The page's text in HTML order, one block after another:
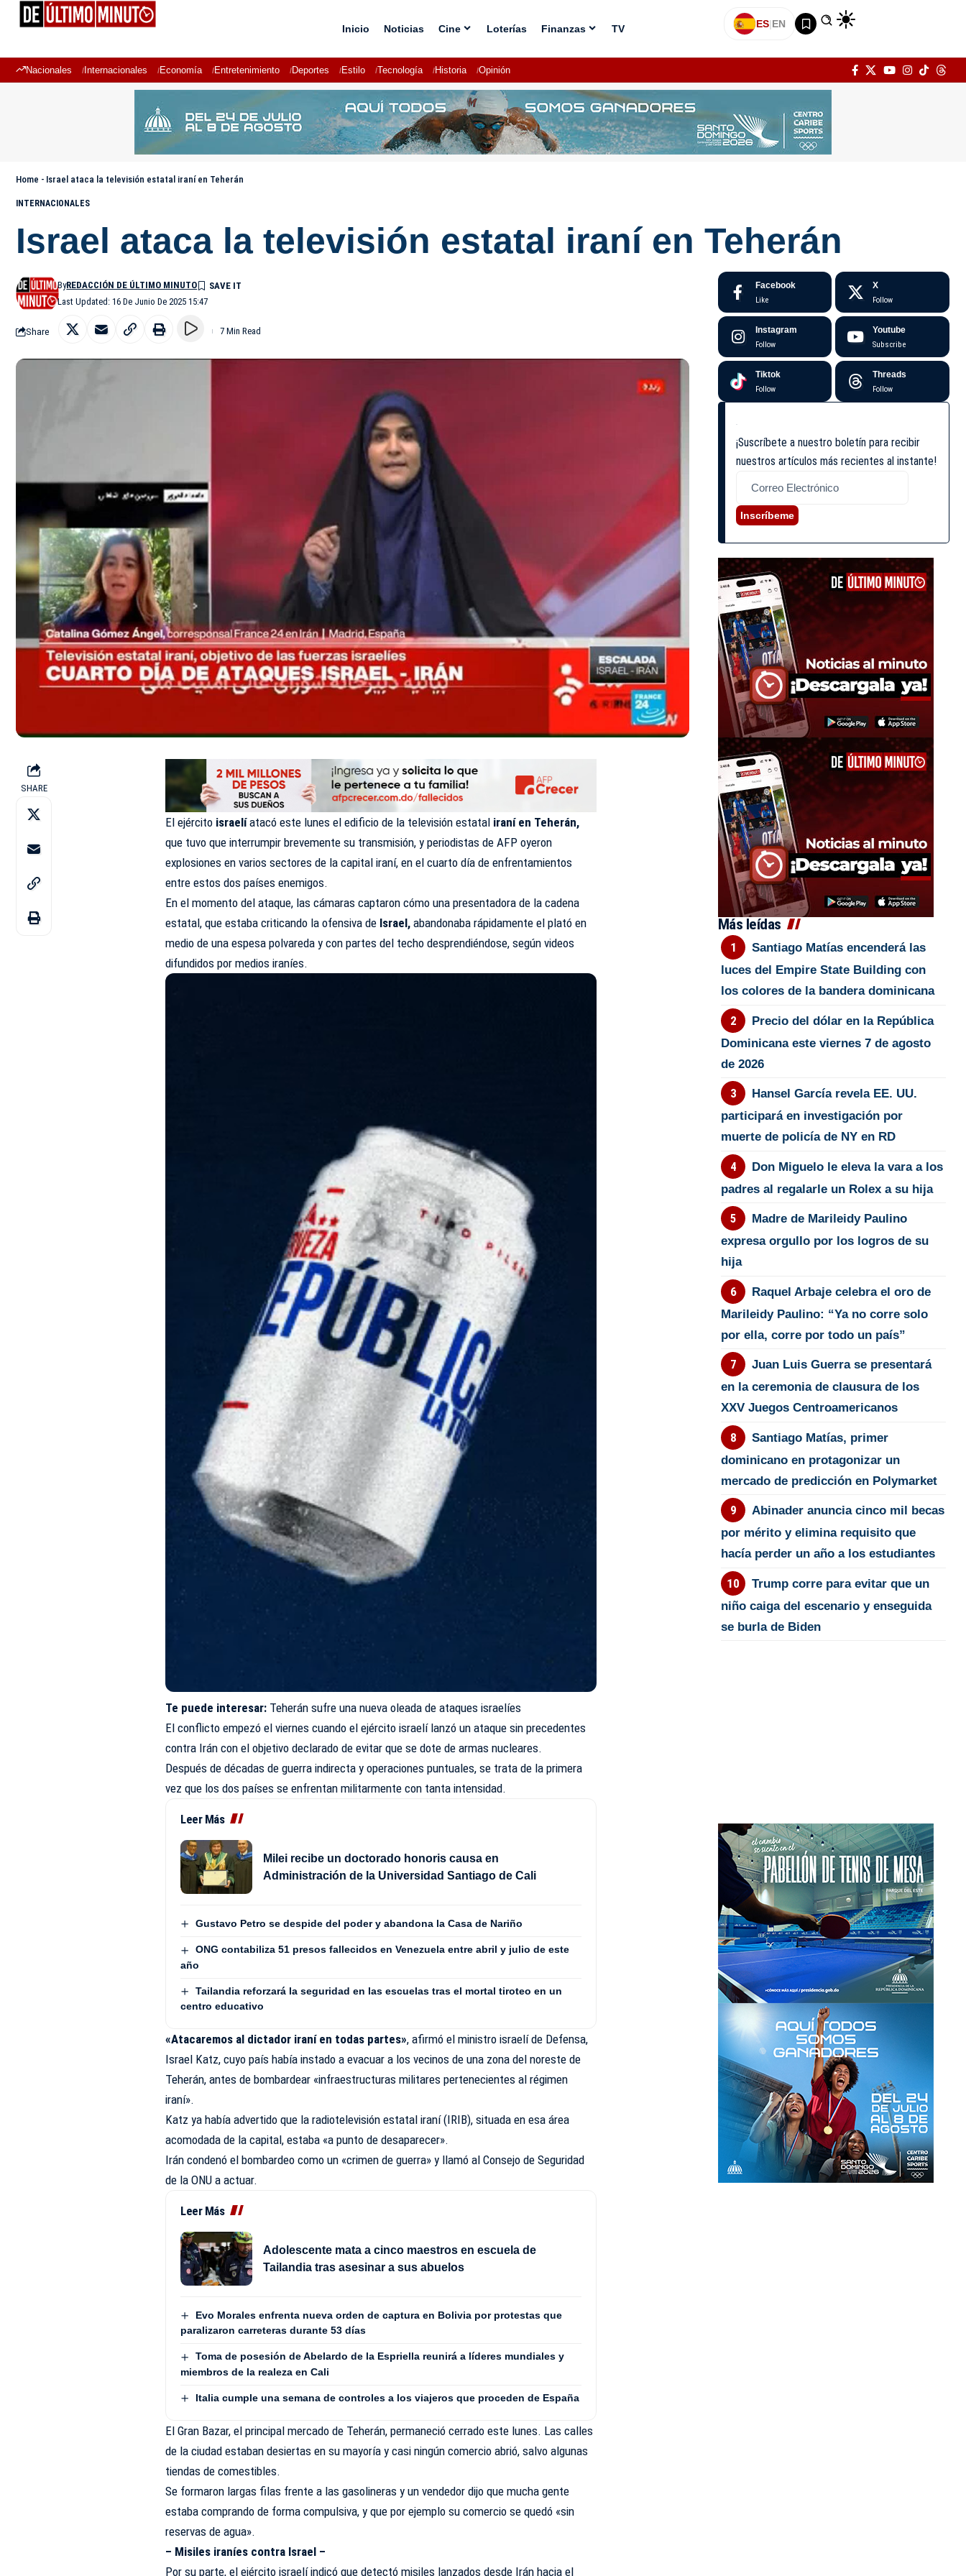
Inicio Noticias Cine Loterías Finanzas TV ES|EN
Nacionales Internacionales Economía Entretenimiento Deportes Estilo Tecnología Historia Opinión
Home - Israel ataca la televisión estatal iraní en Teherán
INTERNACIONALES
Israel ataca la televisión estatal iraní en Teherán
Last Updated: 16 De Junio De 2025 15:47
ByREDACCIÓN DE ÚLTIMO MINUTO
Share 7 Min Read
SHARE
El ejército israelíatacó este lunes el edificio de la televisión estatal iraní en Teherán,
que tuvo que interrumpir brevemente su transmisión, y periodistas de AFP oyeron
explosiones en varios sectores de la capital iraní, en el cuarto día de enfrentamientos
entre estos dos países enemigos.
En el momento del ataque, las cámaras captaron cómo una presentadora de la cadena
estatal, que estaba criticando la ofensiva de Israel,abandonaba rápidamente el plató en
medio de una espesa polvareda y con partes del techo desprendiéndose, según videos
difundidos por medios iraníes.
Te puede interesar: Teherán sufre una nueva oleada de ataques israelíes
El conflicto empezó el viernes cuando el ejército israelí lanzó un ataque sin precedentes
contra Irán con el objetivo declarado de evitar que se dote de armas nucleares.
Después de décadas de guerra indirecta y operaciones puntuales, se trata de la primera
vez que los dos países se enfrentan militarmente con tanta intensidad.
Leer Más
Milei recibe un doctorado honoris causa en
Administración de la Universidad Santiago de Cali
Gustavo Petro se despide del poder y abandona la Casa de Nariño
ONG contabiliza 51 presos fallecidos en Venezuela entre abril y julio de este
año
Tailandia reforzará la seguridad en las escuelas tras el mortal tiroteo en un
centro educativo
«Atacaremos al dictador iraní en todas partes», afirmó el ministro israelí de Defensa,
Israel Katz, cuyo país había instado a evacuar a los vecinos de una zona del noreste de
Teherán, antes de bombardear «infraestructuras militares pertenecientes al régimen
iraní».
Katz ya había advertido que la radiotelevisión estatal iraní (IRIB), situada en esa área
acomodada de la capital, estaba «a punto de desaparecer».
Irán condenó el bombardeo como un «crimen de guerra» y llamó al Consejo de Seguridad
de la ONU a actuar.
Leer Más
Adolescente mata a cinco maestros en escuela de
Tailandia tras asesinar a sus abuelos
Evo Morales enfrenta nueva orden de captura en Bolivia por protestas que
paralizaron carreteras durante 53 días
Toma de posesión de Abelardo de la Espriella reunirá a líderes mundiales y
miembros de la realeza en Cali
Italia cumple una semana de controles a los viajeros que proceden de España
El Gran Bazar, el principal mercado de Teherán, permaneció cerrado este lunes. Las calles
de la ciudad estaban desiertas en su mayoría y casi ningún comercio abrió, salvo algunas
tiendas de comestibles.
Se formaron largas filas frente a las gasolineras y un vendedor dijo que mucha gente
estaba comprando de forma compulsiva, y que por ejemplo su comercio se quedó «sin
reservas de agua».
– Misiles iraníes contra Israel –
Por su parte, el ejército israelí indicó que detectó misiles lanzados desde Irán hacia el
Facebook
Like
X
Follow
Instagram
Follow
Youtube
Subscribe
Tiktok
Follow
Threads
Follow
¡Suscríbete a nuestro boletín para recibir
nuestros artículos más recientes al instante!
Inscríbeme
Más leídas
Santiago Matías encenderá las
luces del Empire State Building con
los colores de la bandera dominicana
Precio del dólar en la República
Dominicana este viernes 7 de agosto
de 2026
Hansel García revela EE. UU.
participará en investigación por
muerte de policía de NY en RD
Don Miguelo le eleva la vara a los
padres al regalarle un Rolex a su hija
Madre de Marileidy Paulino
expresa orgullo por los logros de su
hija
Raquel Arbaje celebra el oro de
Marileidy Paulino: “Ya no corre solo
por ella, corre por todo un país”
Juan Luis Guerra se presentará
en la ceremonia de clausura de los
XXV Juegos Centroamericanos
Santiago Matías, primer
dominicano en protagonizar un
mercado de predicción en Polymarket
Abinader anuncia cinco mil becas
por mérito y elimina requisito que
hacía perder un año a los estudiantes
Trump corre para evitar que un
niño caiga del escenario y enseguida
se burla de Biden